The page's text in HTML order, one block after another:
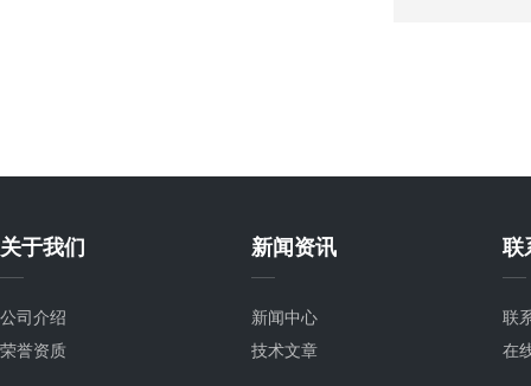
关于我们
公司介绍
荣誉资质
新闻资讯
新闻中心
技术文章
联
联
在